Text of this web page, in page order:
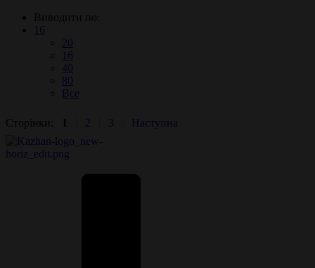
Виводити по:
16
20
16
40
80
Все
Сторінки: 1 2 3 Наступна